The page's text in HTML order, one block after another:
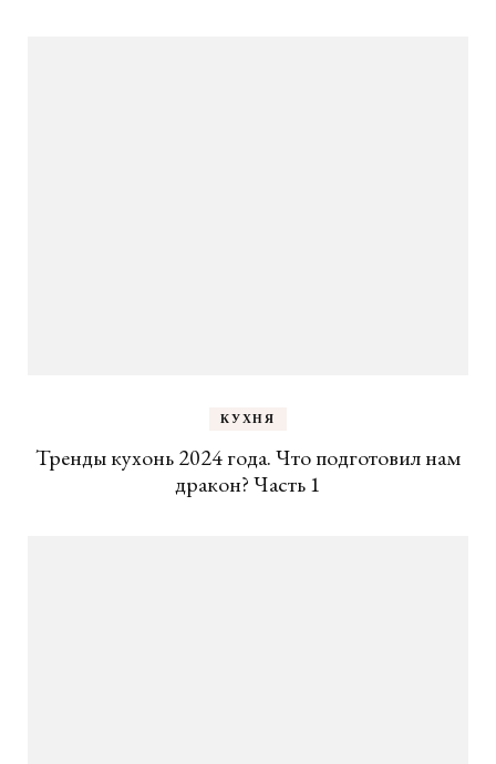
КУХНЯ
Тренды кухонь 2024 года. Что подготовил нам
дракон? Часть 1